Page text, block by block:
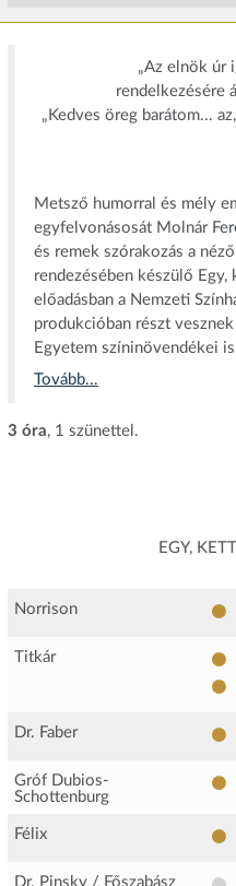
„Az elnök úr
rendelkezésére
„Kedves öreg barátom...
Metsző humorral és mély
egyfelvonásosát Molnár
és remek szórakozás a
rendezésében készülő
előadásban a Nemzeti
produkcióban részt
Egyetem színinövendékei
Tovább...
3 óra, 1 szünettel.
EGY,
Norrison
Titkár
Dr. Faber
Gróf Dubios-
Schottenburg
Félix
Dr. Pinsky / Főszabász